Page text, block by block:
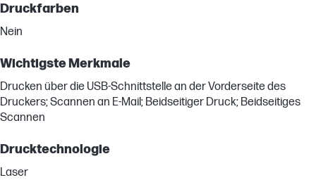
Druckfarben
Nein
Wichtigste Merkmale
Drucken über die USB-Schnittstelle an der Vorderseite des
Druckers; Scannen an E-Mail; Beidseitiger Druck; Beidseitiges
Scannen
Drucktechnologie
Laser